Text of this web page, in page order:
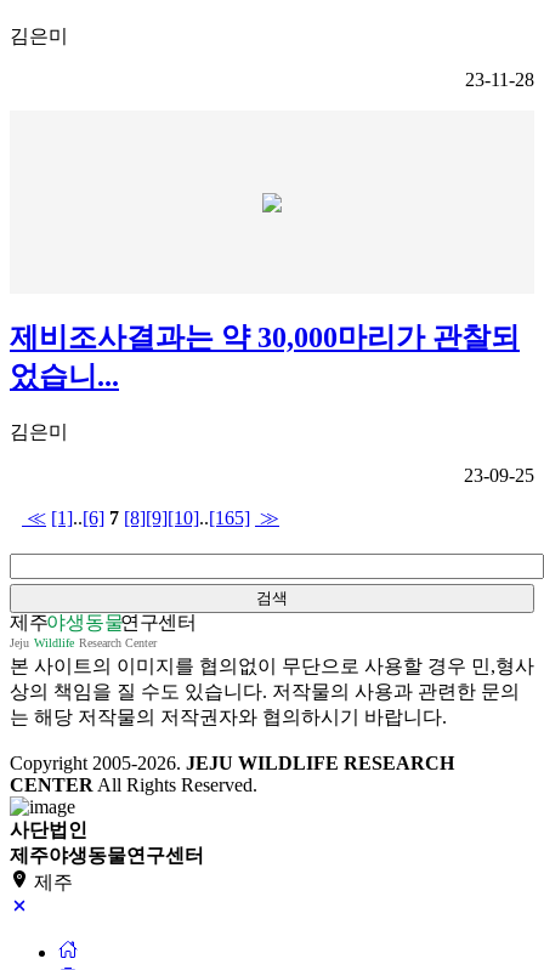
김은미
23-11-28
제비조사결과는 약 30,000마리가 관찰되
었습니...
김은미
23-09-25
≪ [1]..[6] 7 [8][9][10]..[165] ≫
본 사이트의 이미지를 협의없이 무단으로 사용할 경우 민,형사
상의 책임을 질 수도 있습니다. 저작물의 사용과 관련한 문의
는 해당 저작물의 저작권자와 협의하시기 바랍니다.
Copyright 2005-2026. JEJU WILDLIFE RESEARCH
CENTER All Rights Reserved.
사단법인
제주야생동물연구센터
제주